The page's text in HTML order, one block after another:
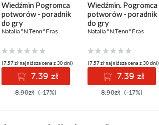
Wiedźmin Pogromca
potworów - poradnik
do gry
Natalia "N.Tenn" Fras
(7,57 zł najniższa cena z 30 dni)
7.39 zł
8.90zł (-17%)
Wiedźmin. Pogromca
potworów - poradnik
do gry
Natalia "N.Tenn" Fras
(7,57 zł najniższa cena z 30 dni)
7.39 zł
8.90zł (-17%)